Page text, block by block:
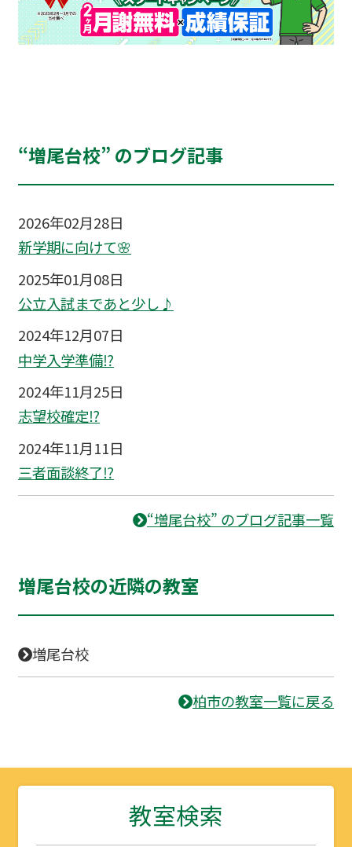
“増尾台校” のブログ記事
2026年02月28日
新学期に向けて🌸
2025年01月08日
公立入試まであと少し♪
2024年12月07日
中学入学準備⁉
2024年11月25日
志望校確定⁉
2024年11月11日
三者面談終了⁉
“増尾台校” のブログ記事一覧
増尾台校の近隣の教室
増尾台校
柏市の教室一覧に戻る
教室検索